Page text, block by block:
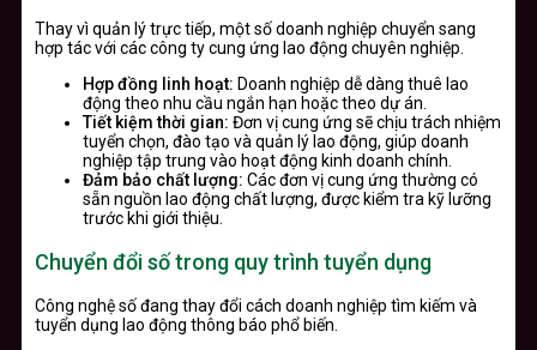
Thay vì quản lý trực tiếp, một số doanh nghiệp chuyển sang
hợp tác với các công ty cung ứng lao động chuyên nghiệp.
Hợp đồng linh hoạt: Doanh nghiệp dễ dàng thuê lao
động theo nhu cầu ngắn hạn hoặc theo dự án.
Tiết kiệm thời gian: Đơn vị cung ứng sẽ chịu trách nhiệm
tuyển chọn, đào tạo và quản lý lao động, giúp doanh
nghiệp tập trung vào hoạt động kinh doanh chính.
Đảm bảo chất lượng: Các đơn vị cung ứng thường có
sẵn nguồn lao động chất lượng, được kiểm tra kỹ lưỡng
trước khi giới thiệu.
Chuyển đổi số trong quy trình tuyển dụng
Công nghệ số đang thay đổi cách doanh nghiệp tìm kiếm và
tuyển dụng lao động thông báo phổ biến.